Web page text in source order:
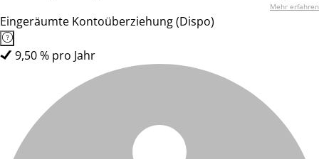
Mehr erfahren
Eingeräumte Kontoüberziehung (Dispo)
9,50 % pro Jahr